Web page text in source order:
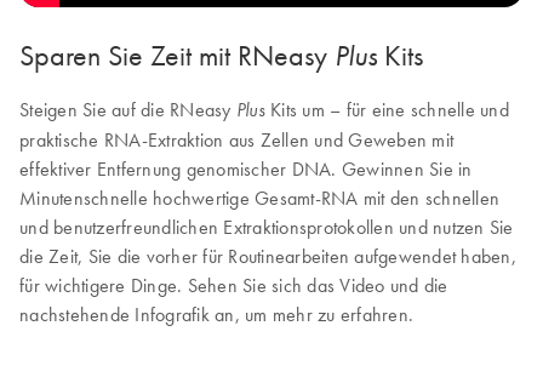
Sparen Sie Zeit mit RNeasy Plus Kits
Steigen Sie auf die RNeasy PlusKits um – für eine schnelle und
praktische RNA-Extraktion aus Zellen und Geweben mit
effektiver Entfernung genomischer DNA. Gewinnen Sie in
Minutenschnelle hochwertige Gesamt-RNA mit den schnellen
und benutzerfreundlichen Extraktionsprotokollen und nutzen Sie
die Zeit, Sie die vorher für Routinearbeiten aufgewendet haben,
für wichtigere Dinge. Sehen Sie sich das Video und die
nachstehende Infografik an, um mehr zu erfahren.